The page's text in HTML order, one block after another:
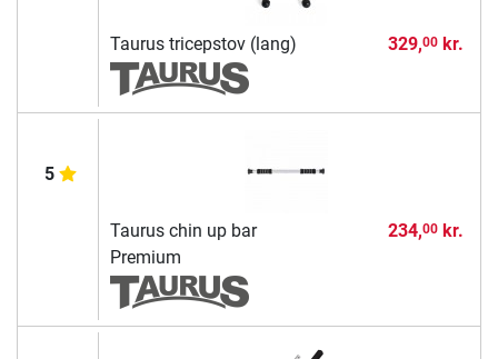
Taurus tricepstov (lang) 329,00kr.
5
Taurus chin up bar
Premium
234,00kr.